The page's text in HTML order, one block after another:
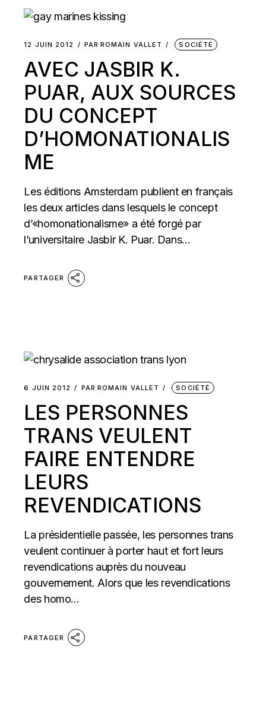
12 JUIN 2012 PAR ROMAIN VALLET SOCIÉTÉ
AVEC JASBIR K.
PUAR, AUX SOURCES
DU CONCEPT
D’HOMONATIONALIS
ME
Les éditions Amsterdam publient en français
les deux articles dans lesquels le concept
d’«homonationalisme» a été forgé par
l’universitaire Jasbir K. Puar. Dans...
PARTAGER
6 JUIN 2012 PAR ROMAIN VALLET SOCIÉTÉ
LES PERSONNES
TRANS VEULENT
FAIRE ENTENDRE
LEURS
REVENDICATIONS
La présidentielle passée, les personnes trans
veulent continuer à porter haut et fort leurs
revendications auprès du nouveau
gouvernement. Alors que les revendications
des homo...
PARTAGER